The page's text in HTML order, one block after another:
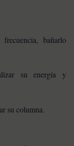
bañarlo
su energía y
su columna.